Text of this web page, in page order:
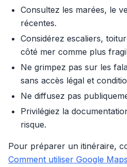
Consultez les marées, le
récentes.
Considérez escaliers,
côté mer comme plus
Ne grimpez pas sur les
sans accès légal et
Ne diffusez pas
Privilégiez la
risque.
Pour préparer un itinéraire,
Comment utiliser Google